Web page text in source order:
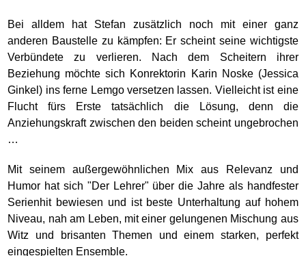
Bei alldem hat Stefan zusätzlich noch mit einer ganz
anderen Baustelle zu kämpfen: Er scheint seine wichtigste
Verbündete zu verlieren. Nach dem Scheitern ihrer
Beziehung möchte sich Konrektorin Karin Noske (Jessica
Ginkel) ins ferne Lemgo versetzen lassen. Vielleicht ist eine
Flucht fürs Erste tatsächlich die Lösung, denn die
Anziehungskraft zwischen den beiden scheint ungebrochen
…
Mit seinem außergewöhnlichen Mix aus Relevanz und
Humor hat sich "Der Lehrer" über die Jahre als handfester
Serienhit bewiesen und ist beste Unterhaltung auf hohem
Niveau, nah am Leben, mit einer gelungenen Mischung aus
Witz und brisanten Themen und einem starken, perfekt
eingespielten Ensemble.